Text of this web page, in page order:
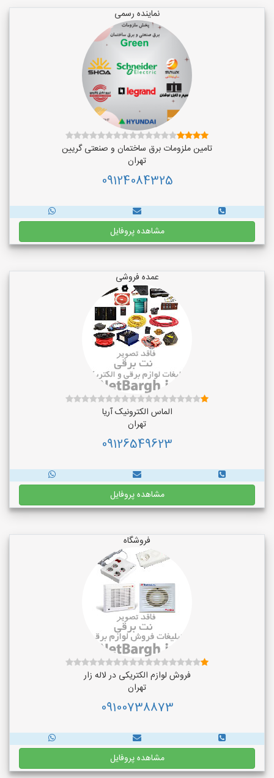
نماینده رسمی
تامین ملزومات برق ساختمان و صنعتی گریین
تهران
09124084325
مشاهده پروفایل
عمده فروشی
الماس الکترونیک آریا
تهران
09126549623
مشاهده پروفایل
فروشگاه
فروش لوازم الکتریکی در لاله زار
تهران
09100738873
مشاهده پروفایل